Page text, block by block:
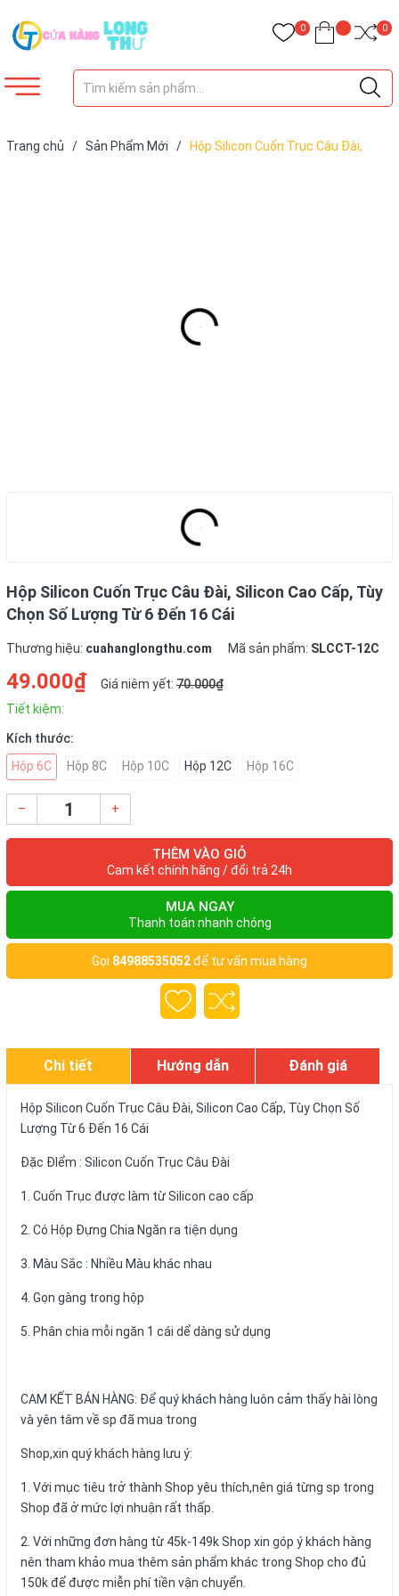
0 0
Trang chủ / Sản Phẩm Mới /
Hộp Silicon Cuốn Trục Câu Đài,
Hộp Silicon Cuốn Trục Câu Đài, Silicon Cao Cấp, Tùy
Chọn Số Lượng Từ 6 Đến 16 Cái
Thương hiệu: cuahanglongthu.com Mã sản phẩm: SLCCT-12C
49.000₫ Giá niêm yết: 70.000₫
Tiết kiệm:
Kích thước:
Hộp 6C
Hộp 8C Hộp 10C Hộp 12C Hộp 16C
– +
THÊM VÀO GIỎ
Cam kết chính hãng / đổi trả 24h
MUA NGAY
Thanh toán nhanh chóng
Gọi 84988535052để tư vấn mua hàng
Chi tiết Hướng dẫn Đánh giá
Hộp Silicon Cuốn Trục Câu Đài, Silicon Cao Cấp, Tùy Chọn Số
Lượng Từ 6 Đến 16 Cái
Đặc ĐIểm : Silicon Cuốn Trục Câu Đài
1. Cuốn Trục được làm từ Silicon cao cấp
2. Có Hộp Đựng Chia Ngăn ra tiện dụng
3. Màu Sắc : Nhiều Màu khác nhau
4. Gọn gàng trong hộp
5. Phân chia mỗi ngăn 1 cái dể dàng sử dụng
CAM KẾT BÁN HÀNG: Để quý khách hàng luôn cảm thấy hài lòng
và yên tâm về sp đã mua trong
Shop,xin quý khách hàng lưu ý:
1. Với mục tiêu trở thành Shop yêu thích,nên giá từng sp trong
Shop đã ở mức lợi nhuận rất thấp.
2. Với những đơn hàng từ 45k-149k Shop xin góp ý khách hàng
nên tham khảo mua thêm sản phẩm khác trong Shop cho đủ
150k để được miễn phí tiền vận chuyển.